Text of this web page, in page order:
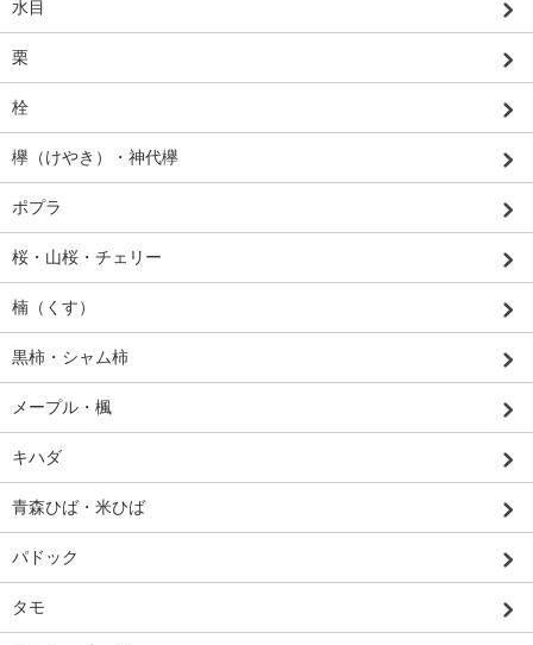
水目
栗
栓
欅（けやき）・神代欅
ポプラ
桜・山桜・チェリー
楠（くす）
黒柿・シャム柿
メープル・楓
キハダ
青森ひば・米ひば
パドック
タモ